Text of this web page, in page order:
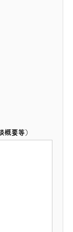
概要等）